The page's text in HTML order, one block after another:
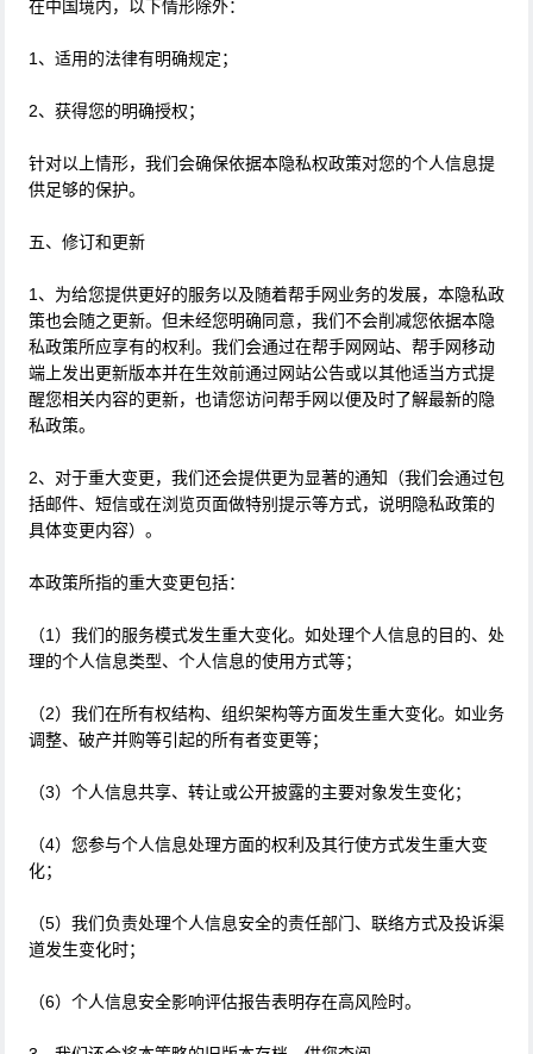
在中国境内，以下情形除外：
1、适用的法律有明确规定；
2、获得您的明确授权；
针对以上情形，我们会确保依据本隐私权政策对您的个人信息提
供足够的保护。
五、修订和更新
1、为给您提供更好的服务以及随着帮手网业务的发展，本隐私政
策也会随之更新。但未经您明确同意，我们不会削减您依据本隐
私政策所应享有的权利。我们会通过在帮手网网站、帮手网移动
端上发出更新版本并在生效前通过网站公告或以其他适当方式提
醒您相关内容的更新，也请您访问帮手网以便及时了解最新的隐
私政策。
2、对于重大变更，我们还会提供更为显著的通知（我们会通过包
括邮件、短信或在浏览页面做特别提示等方式，说明隐私政策的
具体变更内容）。
本政策所指的重大变更包括：
（1）我们的服务模式发生重大变化。如处理个人信息的目的、处
理的个人信息类型、个人信息的使用方式等；
（2）我们在所有权结构、组织架构等方面发生重大变化。如业务
调整、破产并购等引起的所有者变更等；
（3）个人信息共享、转让或公开披露的主要对象发生变化；
（4）您参与个人信息处理方面的权利及其行使方式发生重大变
化；
（5）我们负责处理个人信息安全的责任部门、联络方式及投诉渠
道发生变化时；
（6）个人信息安全影响评估报告表明存在高风险时。